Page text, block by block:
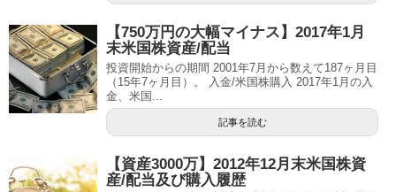
【750万円の大幅マイナス】2017年1月
末米国株資産/配当
投資開始からの期間 2001年7月から数えて187ヶ月目
（15年7ヶ月目）。 入金/米国株購入 2017年1月の入
金、米国...
記事を読む
【資産3000万】2012年12月末米国株資
産/配当及び購入履歴